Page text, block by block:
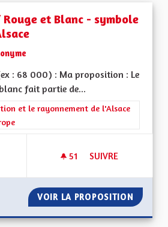
et Blanc - symbole
: 68 000) : Ma proposition : Le
fait partie de...
la catégorie : La Culture, l'Education et
et le rayonnement de l'Alsace
51 51 ABONNÉS
SUIVRE
VOIR LA PROPOSITION ROTT